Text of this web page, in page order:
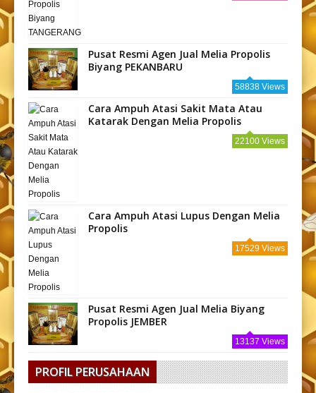
Pusat Resmi Agen Jual Melia Propolis
Biyang PEKANBARU
58838 Views
Cara Ampuh Atasi Sakit Mata Atau
Katarak Dengan Melia Propolis
22100 Views
Cara Ampuh Atasi Lupus Dengan Melia
Propolis
17529 Views
Pusat Resmi Agen Jual Melia Biyang
Propolis JEMBER
13137 Views
PROFIL PERUSAHAAN